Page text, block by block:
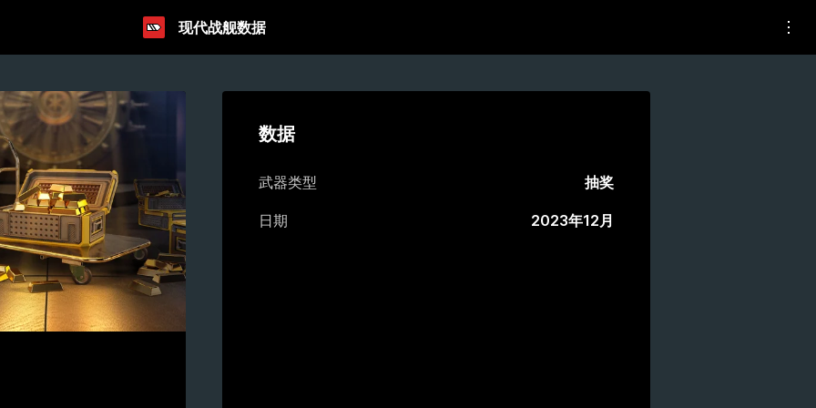
现代战舰数据
数据
武器类型 抽奖
日期 2023年12月